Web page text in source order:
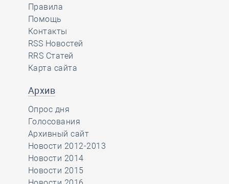
Правила
Помощь
Контакты
RSS Новостей
RRS Статей
Карта сайта
Архив
Опрос дня
Голосования
Архивный сайт
Новости 2012-2013
Новости 2014
Новости 2015